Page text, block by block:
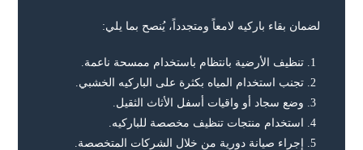
لضمان بقاء باركيه لامعاً ومتجدداً، يُنصح بما يلي:
تنظيف الأرضية بانتظام باستخدام ممسحة ناعمة.
تجنب استخدام المياه بكثرة على الباركيه الخشبي.
وضع سجاد أو واقيات أسفل الأثاث الثقيل.
استخدام منتجات تنظيف مخصصة للباركيه.
إجراء صيانة دورية من خلال الشركات المتخصصة.